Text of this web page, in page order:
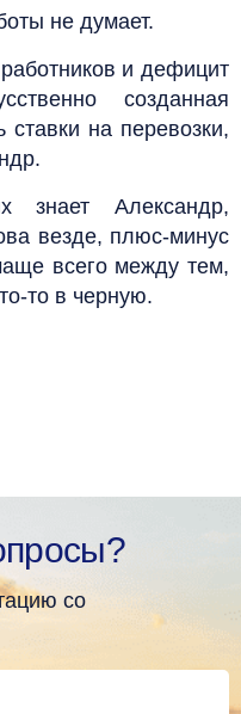
не думает.
и дефицит
созданная
на перевозки,
знает Александр,
везде, плюс-минус
всего между тем,
то в черную.
со